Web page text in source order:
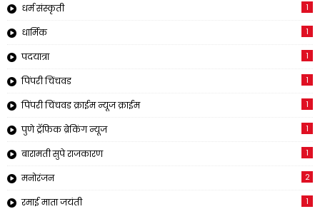
धर्म संस्कृती 1
धार्मिक 1
पदयात्रा 1
पिंपरी चिंचवड 1
पिंपरी चिंचवड क्राईम न्यूज क्राईम 1
पुणे ट्रॅफिक ब्रेकिंग न्यूज 1
बारामती सुपे राजकारण 1
मनोरंजन 2
रमाई माता जयंती 1